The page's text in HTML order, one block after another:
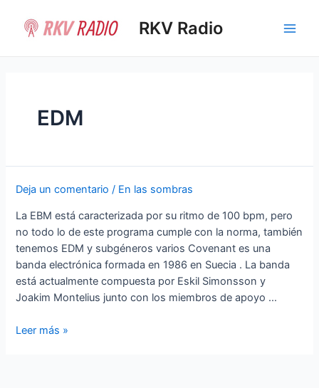
contenido
RKV Radio
EDM
Deja un comentario / En las sombras
La EBM está caracterizada por su ritmo de 100 bpm, pero
no todo lo de este programa cumple con la norma, también
tenemos EDM y subgéneros varios Covenant es una
banda electrónica formada en 1986 en Suecia . La banda
está actualmente compuesta por Eskil Simonsson y
Joakim Montelius junto con los miembros de apoyo …
Electronic
Leer más »